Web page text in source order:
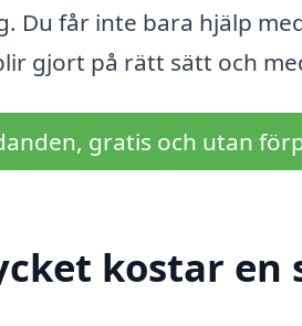
Du får inte bara hjälp
gjort på rätt sätt och
gratis och utan
kostar en